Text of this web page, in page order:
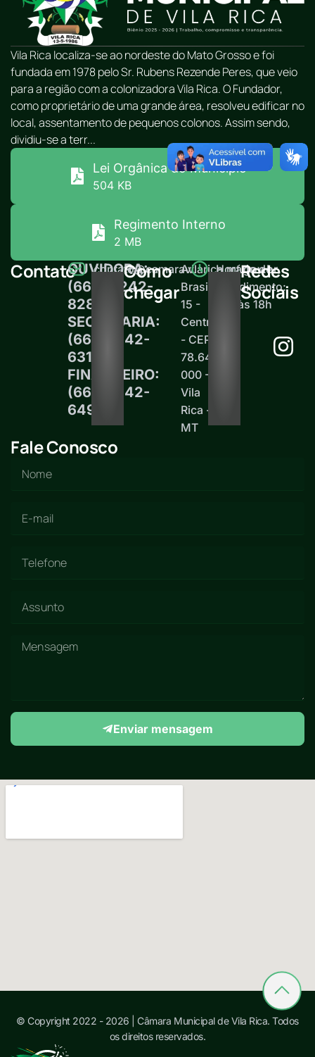
Vila Rica localiza-se ao nordeste do Mato Grosso e foi
fundada em 1978 pelo Sr. Rubens Rezende Peres, que veio
para a região com a colonizadora Vila Rica. O Fundador,
como proprietário de uma grande área, resolveu edificar no
local, assentamento de pequenos colonos. Assim sendo,
dividiu-se a terr...
Lei Orgânica do Município
504 KB
Regimento Interno
2 MB
ContatoOUVIDORA:
(66) 99242-
8289
SECRETARIA:
(66)99242-
6313
FINANCEIRO:
(66)99242-
6497
contato@camaravilarica.mt.gov.br
Como
chegar
Av.
Brasil,
15 -
Centro
- CEP
78.645-
000 -
Vila
Rica -
MT
Horário de
atendimento:
12h às 18h
Redes
Sociais
Fale Conosco
Enviar mensagem
© Copyright 2022 - 2026 | Câmara Municipal de Vila Rica. Todos
os direitos reservados.